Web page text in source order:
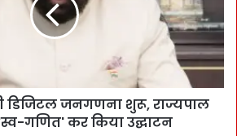
डिजिटल जनगणना शुरू, राज्यपाल
गणित' कर किया उद्घाटन